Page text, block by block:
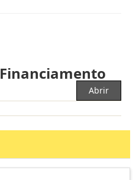
Financiamento
Abrir